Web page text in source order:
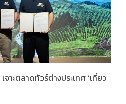
จาะตลาดทัวร์ต่างประเทศ ‘เที่ยว